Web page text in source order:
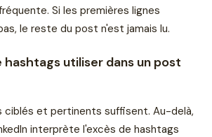
Si les premières lignes
le reste du post n'est jamais lu.
hashtags utiliser dans un post
ciblés et pertinents suffisent. Au-delà,
interprète l'excès de hashtags